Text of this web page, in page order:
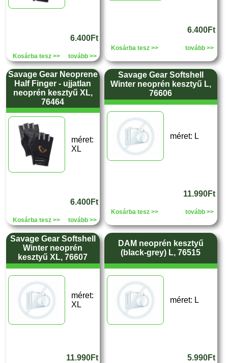
6.400Ft
Kosárba tesz >> tovább >>
6.400Ft
Kosárba tesz >> tovább >>
Savage Gear Neoprene
Half Finger - ujjatlan
neoprén kesztyű XL,
76464
méret:
XL
6.400Ft
Kosárba tesz >> tovább >>
Savage Gear Softshell
Winter neoprén kesztyű L,
76606
méret: L
11.990Ft
Kosárba tesz >> tovább >>
Savage Gear Softshell
Winter neoprén
kesztyű XL, 76607
méret:
XL
11.990Ft
DAM neoprén kesztyű
(black-grey) L, 76515
méret: L
5.990Ft